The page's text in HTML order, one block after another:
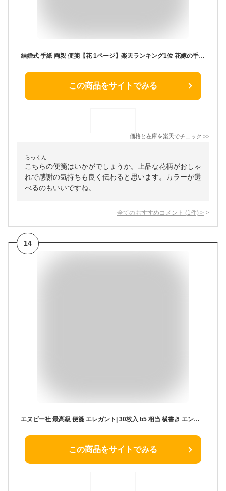
結婚式 手紙 両親 便箋【花 1ページ】楽天ランキング1位 花嫁の手紙台紙 新郎 新婦 友人 友達 兄弟 姉 挨拶 感謝 レターセット スピーチ メッセージ エピソード 台紙 お礼 妻へ 手渡し 渡す 文章 花嫁 プレゼント 感謝の手紙 送料無料 日本製
この商品をサイトでみる
価格と在庫を楽天でチェック >>
らっくん
こちらの便箋はいかがでしょうか。上品な花柄がおしゃ
れで感謝の気持ちも良く伝わると思います。カラーが選
べるのもいいですね。
全てのおすすめコメント (1 件) >
14
エヌビー社 最高級 便箋 エレガント| 30枚入 b5 相当 横書き エンボス加工 金箔
この商品をサイトでみる